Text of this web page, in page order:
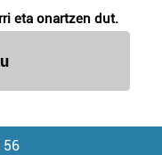
eta onartzen dut.
56